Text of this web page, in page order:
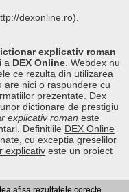
dexonline.ro).
explicativ roman
a DEX Online . Webdex nu
ce rezulta din utilizarea
are nici o raspundere cu
prezentate. Dex
dictionare de prestigiu
explicativ roman este
Definitiile DEX Online
cu exceptia greselilor
explicativ este un proiect
afisa rezultatele corecte.